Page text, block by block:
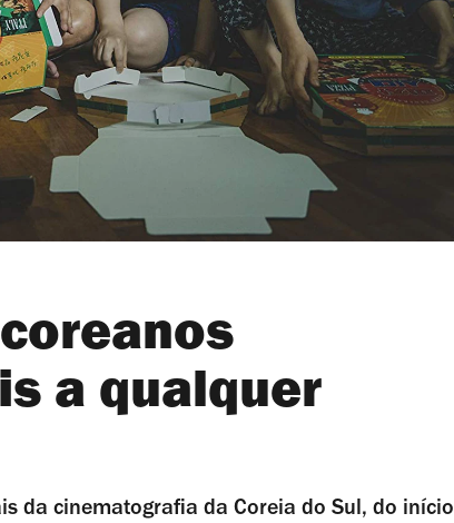
a qualquer
da cinematografia da Coreia do Sul, do início